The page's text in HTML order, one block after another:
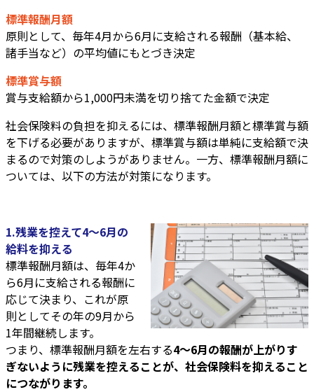
標準報酬月額
原則として、毎年4月から6月に支給される報酬（基本給、
諸手当など）の平均値にもとづき決定
標準賞与額
賞与支給額から1,000円未満を切り捨てた金額で決定
社会保険料の負担を抑えるには、標準報酬月額と標準賞与額
を下げる必要がありますが、標準賞与額は単純に支給額で決
まるので対策のしようがありません。一方、標準報酬月額に
ついては、以下の方法が対策になります。
1.残業を控えて4〜6月の
給料を抑える
標準報酬月額は、毎年4か
ら6月に支給される報酬に
応じて決まり、これが原
則としてその年の9月から
1年間継続します。
つまり、標準報酬月額を左右する4〜6月の報酬が上がりす
ぎないように残業を控えることが、社会保険料を抑えること
につながります。